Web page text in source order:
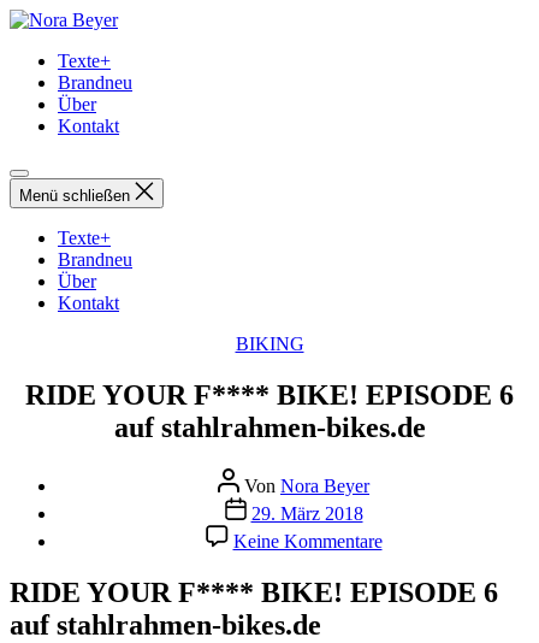
Direkt
Inhalt
wechseln
Nora
Texte+
Brandneu
Über
Kontakt
Menü schließen
Texte+
Brandneu
Über
Kontakt
Kategorien
BIKING
RIDE YOUR F**** BIKE! EPISODE 6
auf stahlrahmen-bikes.de
Beitragsautor
Von Nora Beyer
Beitragsdatum
29. März 2018
Keine Kommentarezu
RIDE
F****
RIDE YOUR F**** BIKE! EPISODE 6
auf stahlrahmen-bikes.de